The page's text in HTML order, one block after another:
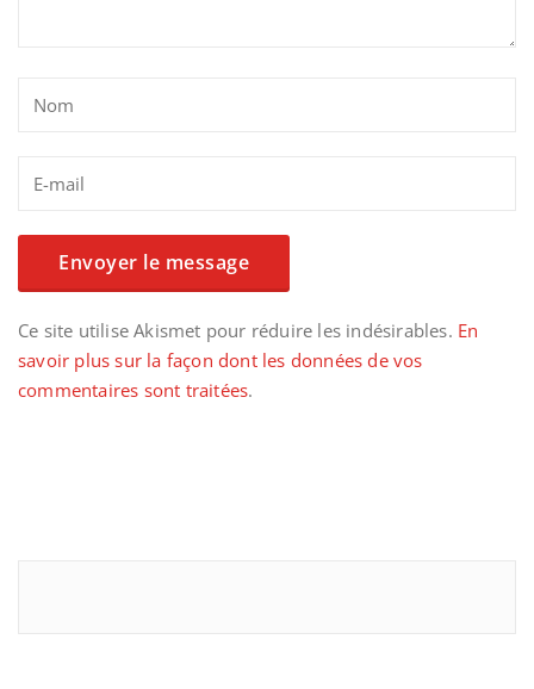
Ce site utilise Akismet pour réduire les indésirables. En
savoir plus sur la façon dont les données de vos
commentaires sont traitées.